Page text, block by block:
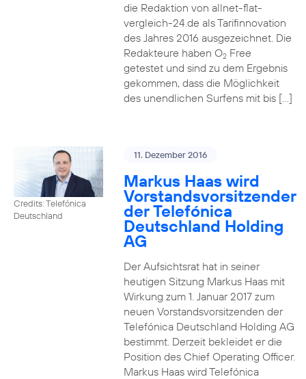
die Redaktion von allnet-flat-
vergleich-24.de als Tarifinnovation
des Jahres 2016 ausgezeichnet. Die
Redakteure haben O2Free
getestet und sind zu dem Ergebnis
gekommen, dass die Möglichkeit
des unendlichen Surfens mit bis […]
Credits: Telefónica
Deutschland
11. Dezember 2016
Markus Haas wird
Vorstandsvorsitzender
der Telefónica
Deutschland Holding
AG
Der Aufsichtsrat hat in seiner
heutigen Sitzung Markus Haas mit
Wirkung zum 1. Januar 2017 zum
neuen Vorstandsvorsitzenden der
Telefónica Deutschland Holding AG
bestimmt. Derzeit bekleidet er die
Position des Chief Operating Officer.
Markus Haas wird Telefónica